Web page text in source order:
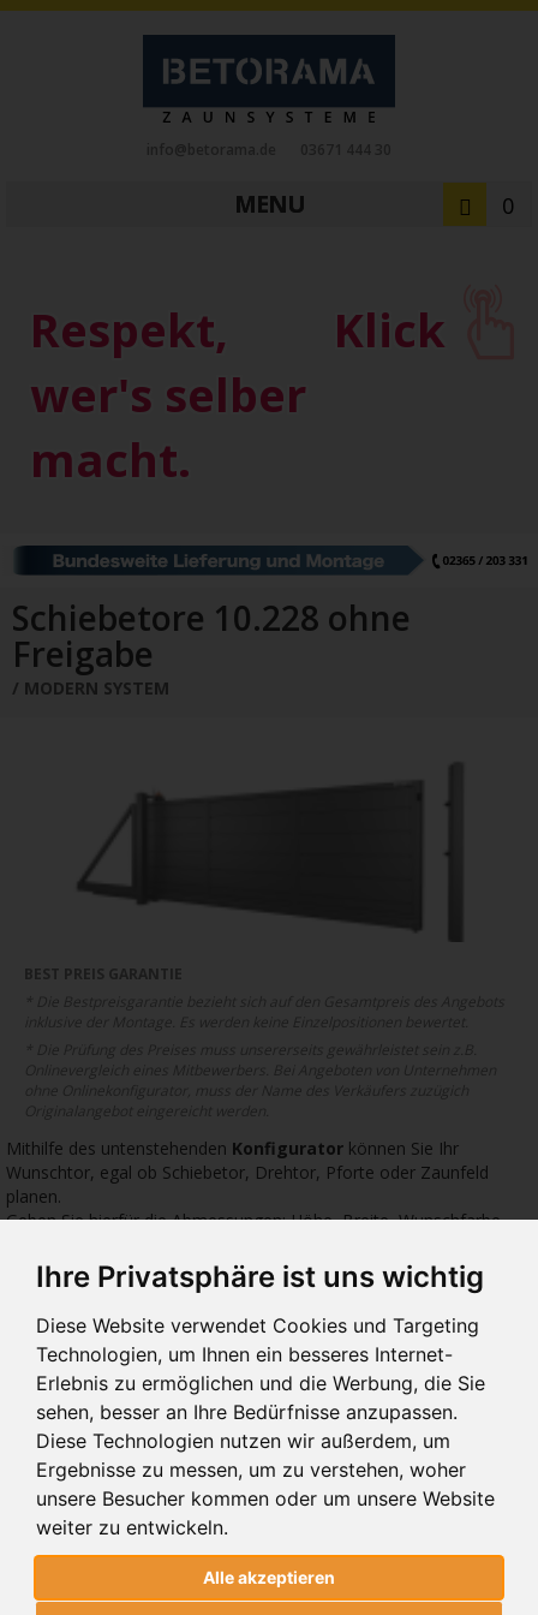
Ihre Privatsphäre ist uns wichtig
Diese Website verwendet Cookies und Targeting
Technologien, um Ihnen ein besseres Internet-
Erlebnis zu ermöglichen und die Werbung, die Sie
sehen, besser an Ihre Bedürfnisse anzupassen.
Diese Technologien nutzen wir außerdem, um
Ergebnisse zu messen, um zu verstehen, woher
unsere Besucher kommen oder um unsere Website
weiter zu entwickeln.
Alle akzeptieren
MENU 0
Schiebetore Drehtore Zaunfelder
Antriebe
Referenzen
Downloads Zubehör
Tore
ALUMINIUM
Schiebetore Industrie
Download
Industrie Zaunsysteme
STAHL
Farbe
Google Rezensionen
Datenschutz
Nachrichten
Klick
Respekt,
wer's selber
macht.
Schiebetore 10.228 ohne
Freigabe
MODERN SYSTEM
BEST PREIS GARANTIE
inklusive der Montage. Es werden keine Einzelpositionen bewertet.
* Die Prüfung des Preises muss unsererseits gewährleistet sein z.B.
Onlinevergleich eines Mitbewerbers. Bei Angeboten von Unternehmen
Originalangebot eingereicht werden.
Mithilfe des untenstehenden Konfigurator können Sie Ihr
Wunschtor, egal ob Schiebetor, Drehtor, Pforte oder Zaunfeld
planen.
Geben Sie hierfür die Abmessungen: Höhe, Breite, Wunschfarbe
10.228 OHNE
FREIGABE
SCHIEBETORE 10.228 OHNE
3277 €
10.00
SCHIEBETORE 10.00
1774 €
SCHIEBETORE 10.228 OHNE FREIGABE